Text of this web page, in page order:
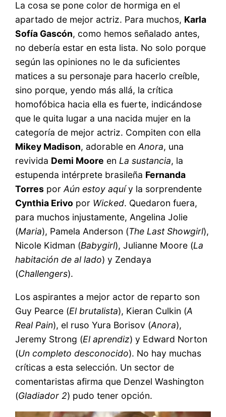
La cosa se pone color de hormiga en el
apartado de mejor actriz. Para muchos, Karla
Sofía Gascón, como hemos señalado antes,
no debería estar en esta lista. No solo porque
según las opiniones no le da suficientes
matices a su personaje para hacerlo creíble,
sino porque, yendo más allá, la crítica
homofóbica hacia ella es fuerte, indicándose
que le quita lugar a una nacida mujer en la
categoría de mejor actriz. Compiten con ella
Mikey Madison, adorable enAnora, una
revivida Demi Moore en La sustancia, la
estupenda intérprete brasileña Fernanda
Torres porAún estoy aquíy la sorprendente
Cynthia Erivo por Wicked. Quedaron fuera,
para muchos injustamente, Angelina Jolie
(Maria), Pamela Anderson (The Last Showgirl),
Nicole Kidman (Babygirl), Julianne Moore (La
habitación de al lado) y Zendaya
(Challengers).
Los aspirantes a mejor actor de reparto son
Guy Pearce (El brutalista), Kieran Culkin (A
Real Pain), el ruso Yura Borisov (Anora),
Jeremy Strong (El aprendiz) y Edward Norton
(Un completo desconocido). No hay muchas
críticas a esta selección. Un sector de
comentaristas afirma que Denzel Washington
(Gladiador 2) pudo tener opción.